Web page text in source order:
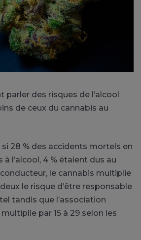
parler des risques de l’alcool
de ceux du cannabis au
si 28 % des accidents mortels en
l’alcool, 4 % étaient dus au
le cannabis multiplie
le risque d’être responsable
tandis que l’association
par 15 à 29 selon les